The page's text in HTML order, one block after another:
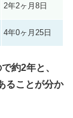
2年2ヶ月8日
4年0ヶ月25日
約2年と、
ることが分か